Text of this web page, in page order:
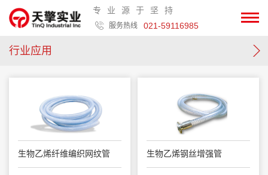
专业源于坚持
服务热线 021-59116985
行业应用
生物乙烯纤维编织网纹管 生物乙烯钢丝增强管